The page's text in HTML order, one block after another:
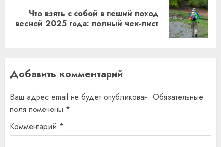
Следующая
запись:
Что взять с собой в пеший поход
весной 2025 года: полный чек-лист
Добавить комментарий
Ваш адрес email не будет опубликован. Обязательные
поля помечены *
Комментарий *